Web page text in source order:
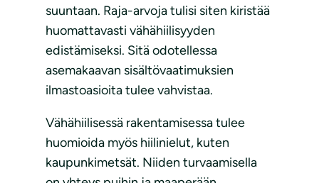
suuntaan. Raja-arvoja tulisi siten kiristää
huomattavasti vähähiilisyyden
edistämiseksi. Sitä odotellessa
asemakaavan sisältövaatimuksien
ilmastoasioita tulee vahvistaa.
Vähähiilisessä rakentamisessa tulee
huomioida myös hiilinielut, kuten
kaupunkimetsät. Niiden turvaamisella